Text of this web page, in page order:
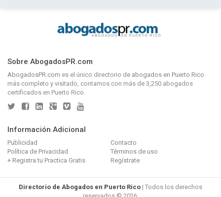
Sobre AbogadosPR.com
AbogadosPR.com es el único directorio de abogados en Puerto Rico
más completo y visitado, contamos con más de 3,250 abogados
certificados en Puerto Rico.
Información Adicional
Publicidad
Contacto
Política de Privacidad
Términos de uso
+ Registra tu Practica Gratis
Regístrate
Directorio de Abogados en Puerto Rico | Todos los derechos